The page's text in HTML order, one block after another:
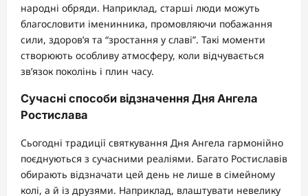
народні обряди. Наприклад, старші люди можуть
благословити іменинника, промовляючи побажання
сили, здоров’я та “зростання у славі”. Такі моменти
створюють особливу атмосферу, коли відчувається
зв’язок поколінь і плин часу.
Сучасні способи відзначення Дня Ангела
Ростислава
Сьогодні традиції святкування Дня Ангела гармонійно
поєднуються з сучасними реаліями. Багато Ростиславів
обирають відзначати цей день не лише в сімейному
колі, а й із друзями. Наприклад, влаштувати невелику